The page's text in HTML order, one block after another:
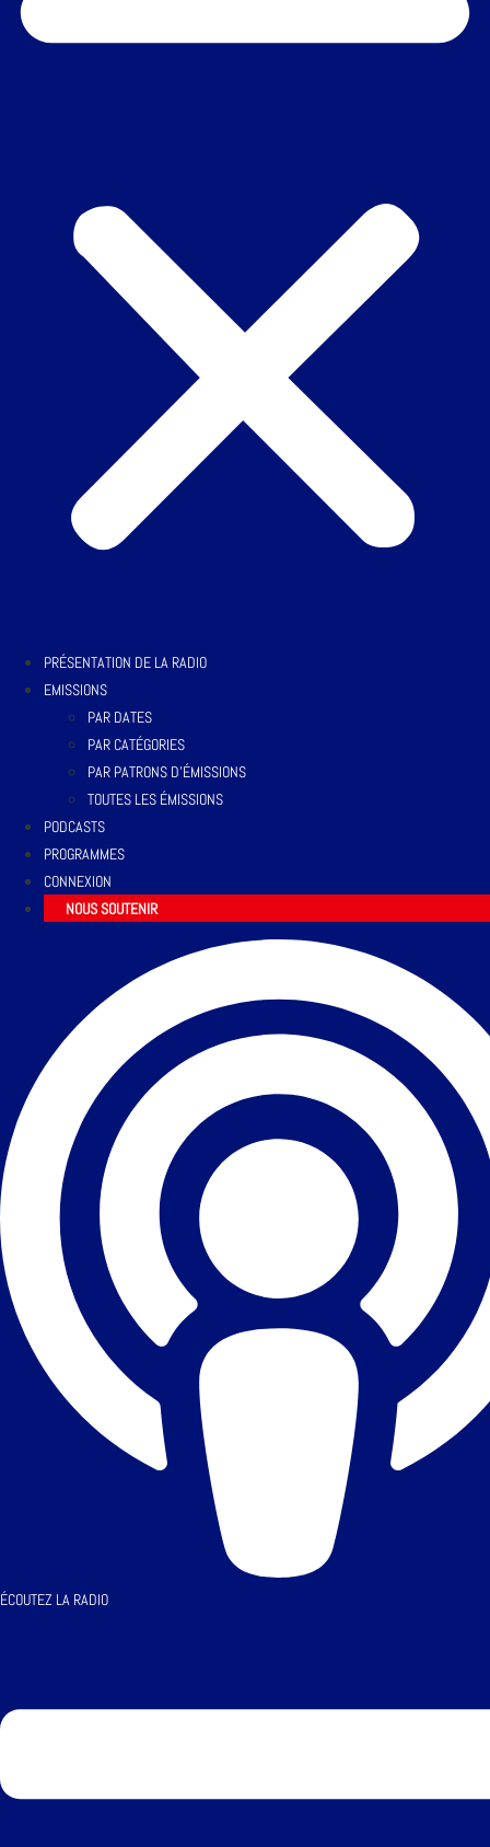
PRÉSENTATION DE LA RADIO
EMISSIONS
PAR DATES
PAR CATÉGORIES
PAR PATRONS D’ÉMISSIONS
TOUTES LES ÉMISSIONS
PODCASTS
PROGRAMMES
CONNEXION
NOUS SOUTENIR
ÉCOUTEZ LA RADIO